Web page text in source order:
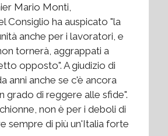
Mario Monti,
Consiglio ha auspicato "la
anche per i lavoratori, e
tornerà, aggrappati a
opposto". A giudizio di
anni anche se c'è ancora
grado di reggere alle sfide".
non è per i deboli di
sempre di più un'Italia forte